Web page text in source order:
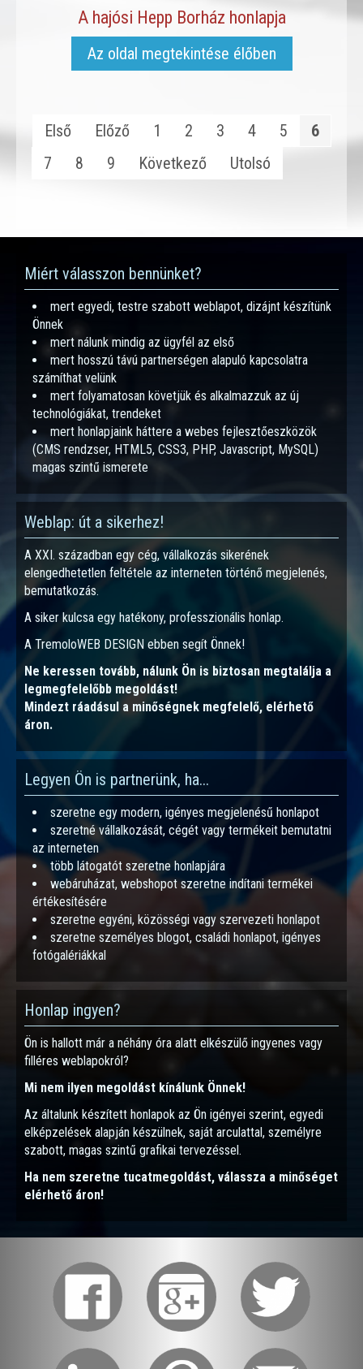
A hajósi Hepp Borház honlapja
Az oldal megtekintése élőben
Első Előző 1 2 3 4 5
6
7
8 9 Következő Utolsó
Miért válasszon bennünket?
mert egyedi, testre szabott weblapot, dizájnt készítünk
Önnek
mert nálunk mindig az ügyfél az első
mert hosszú távú partnerségen alapuló kapcsolatra
számíthat velünk
mert folyamatosan követjük és alkalmazzuk az új
technológiákat, trendeket
mert honlapjaink háttere a webes fejlesztőeszközök
(CMS rendzser, HTML5, CSS3, PHP, Javascript, MySQL)
magas szintű ismerete
Weblap: út a sikerhez!
A XXI. században egy cég, vállalkozás sikerének
elengedhetetlen feltétele az interneten történő megjelenés,
bemutatkozás.
A siker kulcsa egy hatékony, professzionális honlap.
A TremoloWEB DESIGN ebben segít Önnek!
Ne keressen tovább, nálunk Ön is biztosan megtalálja a
legmegfelelőbb megoldást!
Mindezt ráadásul a minőségnek megfelelő, elérhető
áron.
Legyen Ön is partnerünk, ha...
szeretne egy modern, igényes megjelenésű honlapot
szeretné vállalkozását, cégét vagy termékeit bemutatni
az interneten
több látogatót szeretne honlapjára
webáruházat, webshopot szeretne indítani termékei
értékesítésére
szeretne egyéni, közösségi vagy szervezeti honlapot
szeretne személyes blogot, családi honlapot, igényes
fotógalériákkal
Honlap ingyen?
Ön is hallott már a néhány óra alatt elkészülő ingyenes vagy
filléres weblapokról?
Mi nem ilyen megoldást kínálunk Önnek!
Az általunk készített honlapok az Ön igényei szerint, egyedi
elképzelések alapján készülnek, saját arculattal, személyre
szabott, magas szintű grafikai tervezéssel.
Ha nem szeretne tucatmegoldást, válassza a minőséget
elérhető áron!